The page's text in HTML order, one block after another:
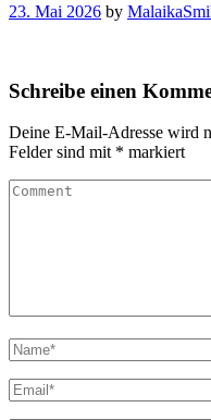
23. Mai 2026 by
Schreibe einen
Deine E-Mail-Adresse wird
Felder sind mit * markiert